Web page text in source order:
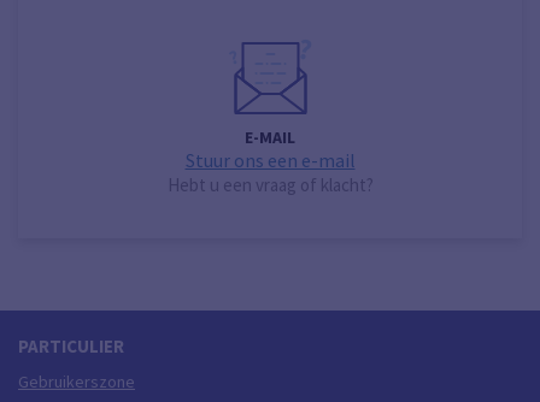
E-MAIL
Stuur ons een e-mail
Hebt u een vraag of klacht?
PARTICULIER
Gebruikerszone